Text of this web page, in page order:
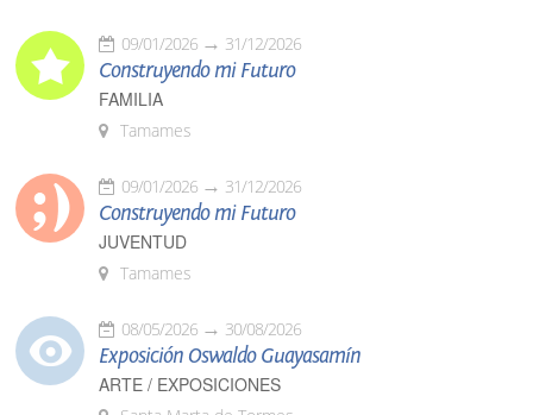
09/01/2026 31/12/2026
Construyendo mi Futuro
FAMILIA
Tamames
09/01/2026 31/12/2026
Construyendo mi Futuro
JUVENTUD
Tamames
08/05/2026 30/08/2026
Exposición Oswaldo Guayasamín
ARTE / EXPOSICIONES